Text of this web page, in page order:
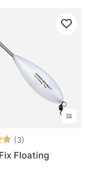
(3)
Floating